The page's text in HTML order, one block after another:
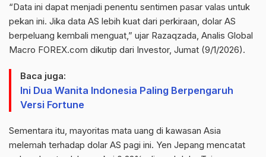
“Data ini dapat menjadi penentu sentimen pasar valas untuk
pekan ini. Jika data AS lebih kuat dari perkiraan, dolar AS
berpeluang kembali menguat,” ujar Razaqzada, Analis Global
Macro FOREX.com dikutip dari Investor, Jumat (9/1/2026).
Baca juga:
Ini Dua Wanita Indonesia Paling Berpengaruh
Versi Fortune
Sementara itu, mayoritas mata uang di kawasan Asia
melemah terhadap dolar AS pagi ini. Yen Jepang mencatat